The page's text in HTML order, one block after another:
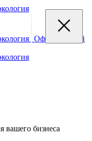
Официальный
вашего бизнеса